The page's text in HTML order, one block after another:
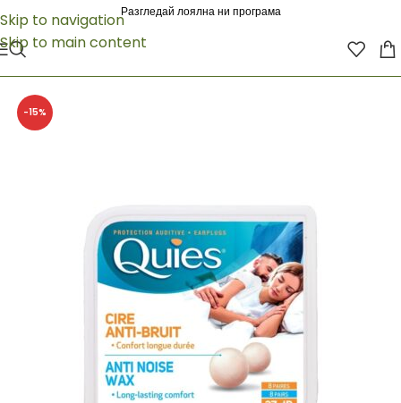
Skip to navigation
Skip to main content
Разгледай лоялна ни програма
-15%